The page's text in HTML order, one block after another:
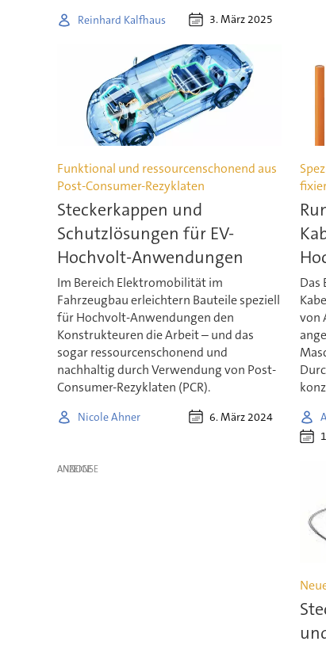
Reinhard Kalfhaus 3. März 2025
Funktional und ressourcenschonend aus
Post-Consumer-Rezyklaten
Steckerkappen und
Schutzlösungen für EV-
Hochvolt-Anwendungen
Im Bereich Elektromobilität im
Fahrzeugbau erleichtern Bauteile speziell
für Hochvolt-Anwendungen den
Konstrukteuren die Arbeit – und das
sogar ressourcenschonend und
nachhaltig durch Verwendung von Post-
Consumer-Rezyklaten (PCR).
Nicole Ahner 6. März 2024
Das
von
ANZEIGE